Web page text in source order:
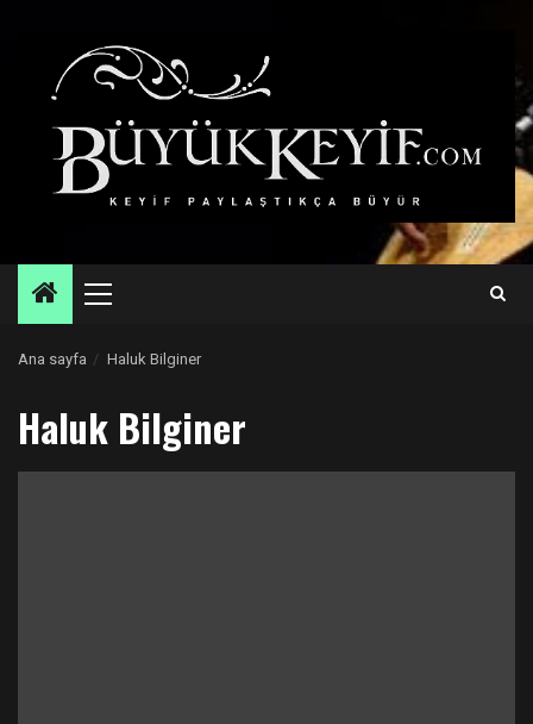
Primary
Ana sayfa Haluk Bilginer
Haluk Bilginer